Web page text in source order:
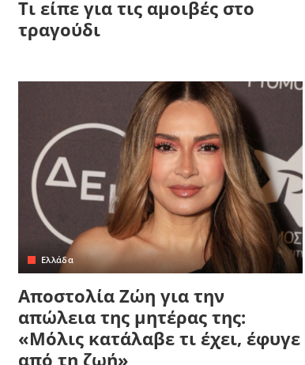
Τι είπε για τις αμοιβές στο
τραγούδι
Ελλάδα
Αποστολία Ζώη για την
απώλεια της μητέρας της:
«Μόλις κατάλαβε τι έχει, έφυγε
από τη ζωή»